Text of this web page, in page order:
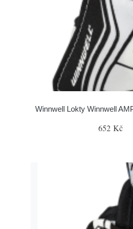
Winnwell Lokty Winnwell
652 Kč